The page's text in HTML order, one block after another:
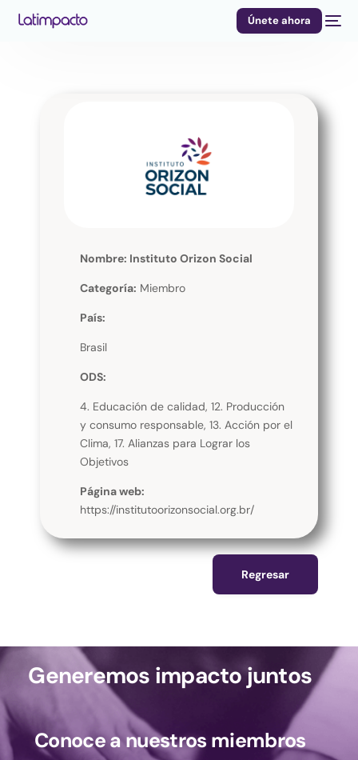
Únete ahora
Nombre: Instituto Orizon Social
Categoría: Miembro
País:
Brasil
ODS:
4. Educación de calidad, 12. Producción
y consumo responsable, 13. Acción por el
Clima, 17. Alianzas para Lograr los
Objetivos
Página web:
https://institutoorizonsocial.org.br/
Regresar
Generemos impacto juntos
Conoce a nuestros miembros